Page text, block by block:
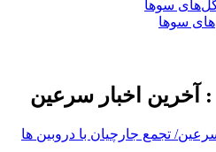
سوها
اخبار سرعین